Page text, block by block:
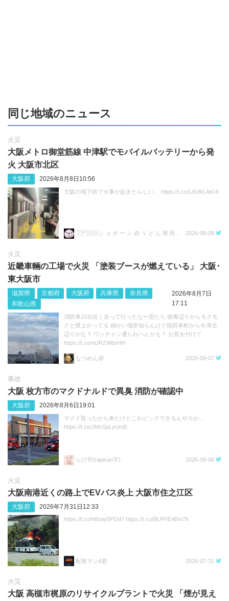
同じ地域のニュース
火災
大阪メトロ御堂筋線 中津駅でモバイルバッテリーから発
火 大阪市北区
大阪府 2026年8月8日10:56
大阪の地下鉄で火事が起きたらしい。 https://t.co/LdUikLAtG6
2026-08-08
火災
近畿車輛の工場で火災 「塗装ブースが燃えている」 大阪･
東大阪市
滋賀県 京都府 大阪府 兵庫県
奈良県
和歌山県
2026年8月7日
17:11
消防車10台近く走って行ったなー思たら 徳庵辺りからモクモ
クと煙上がってる 細かい場所知らんけど稲田本町から今津北
辺りかな？ ワンチャン通られへんかも？ お気を付けて
https://t.co/niJRZWbsHH
なつめん@ 2026-08-07
事故
大阪 枚方市のマクドナルドで異臭 消防が確認中
大阪府 2026年8月6日19:01
マクド取ったから来たけどこれピックできるんやろか…
https://t.co/JMxSpLyUmE
らぴ🐰(rapisan🐰) 2026-08-06
火災
大阪南港近くの路上でEVバス炎上 大阪市住之江区
大阪府 2026年7月31日12:33
https://t.co/h8nay5POd7 https://t.co/BLPHE4Bm7h
配車マンA君 2026-07-31
火災
大阪 高槻市梶原のリサイクルプラントで火災 「煙が見え